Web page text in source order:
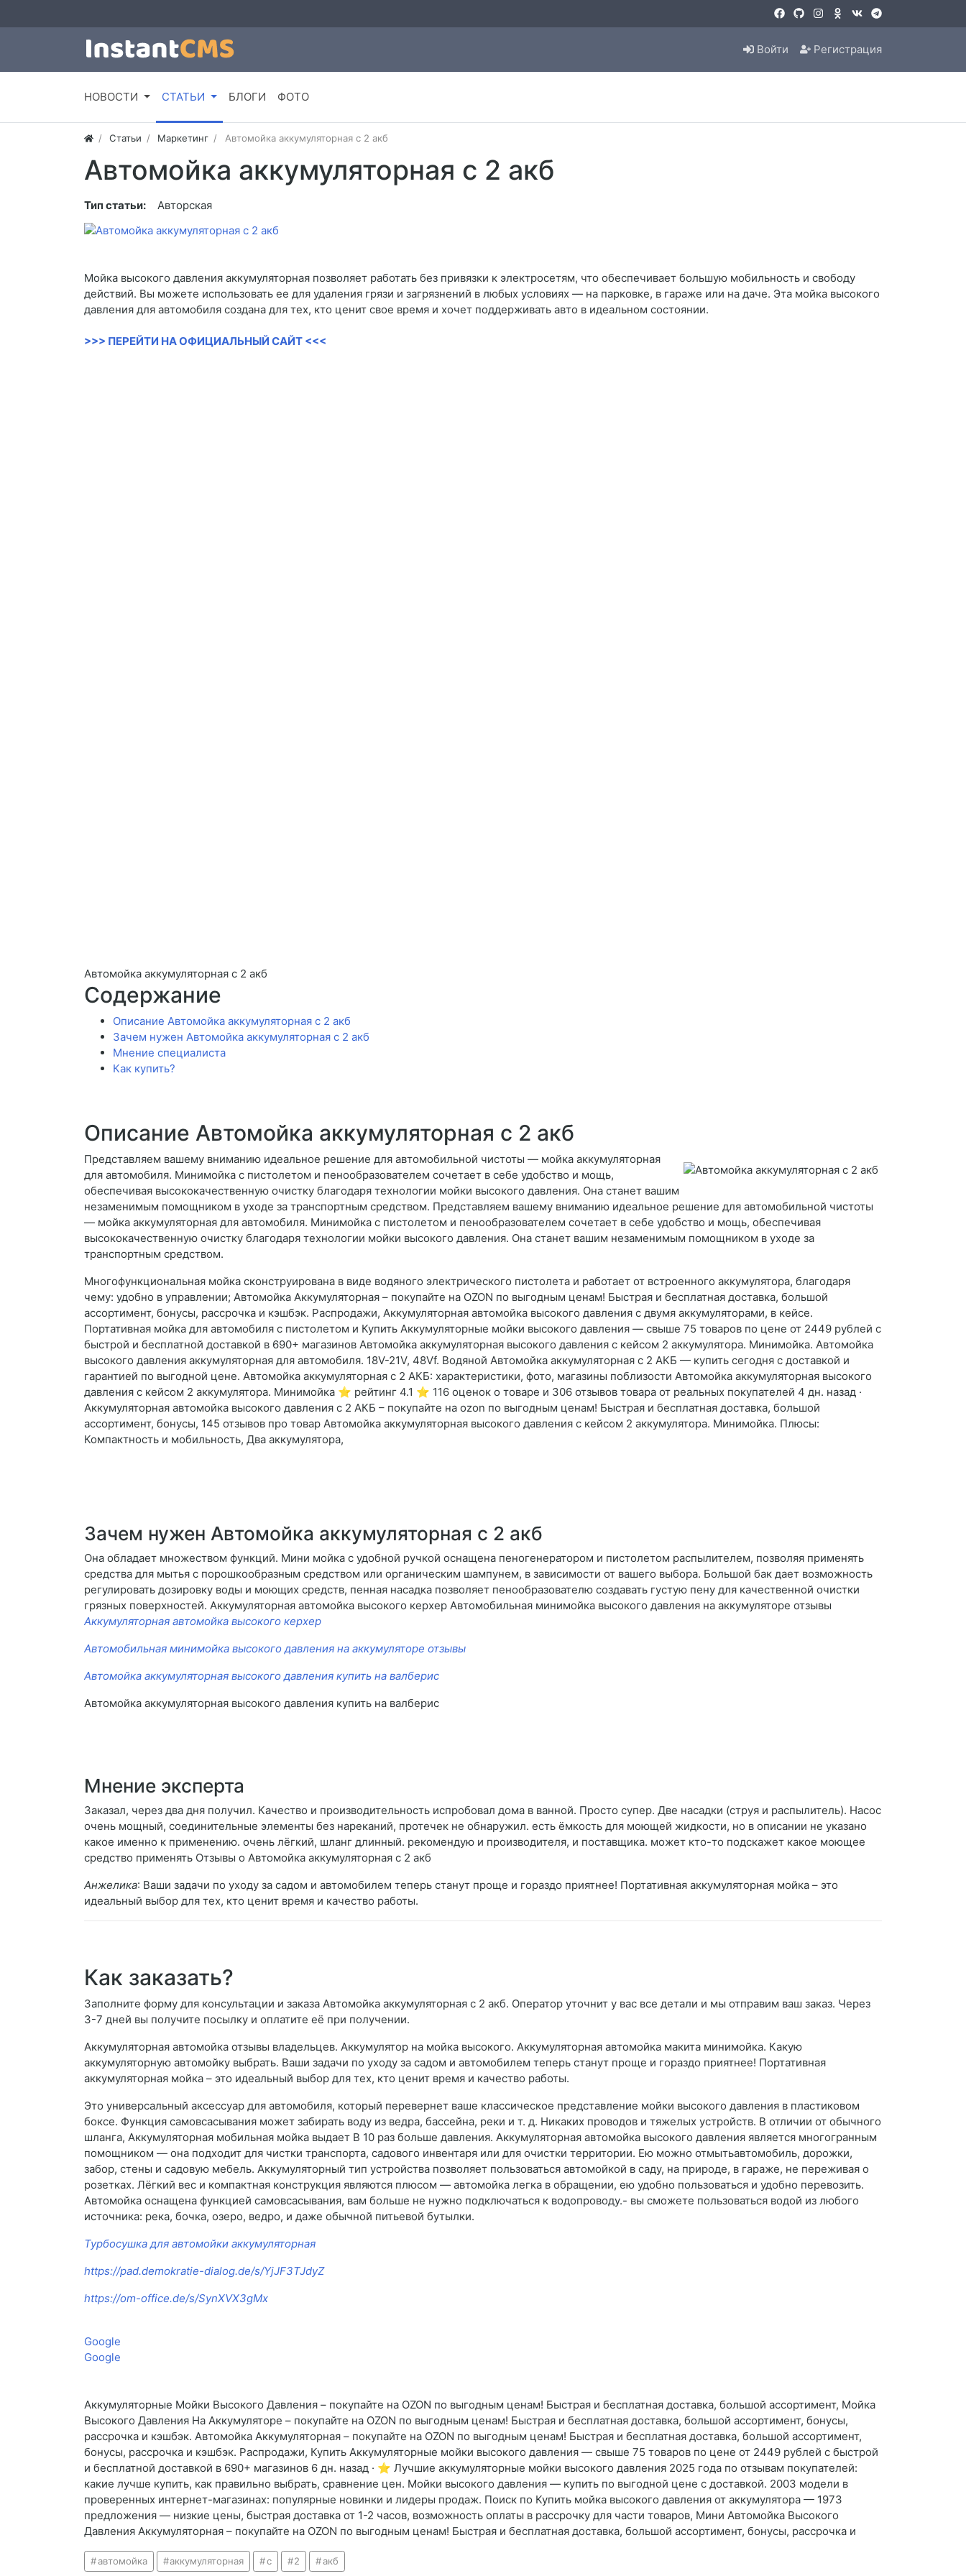
Войти Регистрация
НОВОСТИ СТАТЬИ БЛОГИ ФОТО
Статьи Маркетинг Автомойка аккумуляторная с 2 акб
Автомойка аккумуляторная с 2 акб
Тип статьи: Авторская
Мойка высокого давления аккумуляторная позволяет работать без привязки к электросетям, что обеспечивает большую мобильность и свободу
действий. Вы можете использовать ее для удаления грязи и загрязнений в любых условиях — на парковке, в гараже или на даче. Эта мойка высокого
давления для автомобиля создана для тех, кто ценит свое время и хочет поддерживать авто в идеальном состоянии.
>>> ПЕРЕЙТИ НА ОФИЦИАЛЬНЫЙ САЙТ <<<
Автомойка аккумуляторная с 2 акб
Содержание
Описание Автомойка аккумуляторная с 2 акб
Зачем нужен Автомойка аккумуляторная с 2 акб
Мнение специалиста
Как купить?
Описание Автомойка аккумуляторная с 2 акб
Представляем вашему вниманию идеальное решение для автомобильной чистоты — мойка аккумуляторная
для автомобиля. Минимойка с пистолетом и пенообразователем сочетает в себе удобство и мощь,
обеспечивая высококачественную очистку благодаря технологии мойки высокого давления. Она станет вашим
незаменимым помощником в уходе за транспортным средством. Представляем вашему вниманию идеальное решение для автомобильной чистоты
— мойка аккумуляторная для автомобиля. Минимойка с пистолетом и пенообразователем сочетает в себе удобство и мощь, обеспечивая
высококачественную очистку благодаря технологии мойки высокого давления. Она станет вашим незаменимым помощником в уходе за
транспортным средством.
Многофункциональная мойка сконструирована в виде водяного электрического пистолета и работает от встроенного аккумулятора, благодаря
чему: удобно в управлении; Автомойка Аккумуляторная – покупайте на OZON по выгодным ценам! Быстрая и бесплатная доставка, большой
ассортимент, бонусы, рассрочка и кэшбэк. Распродажи, Аккумуляторная автомойка высокого давления с двумя аккумуляторами, в кейсе.
Портативная мойка для автомобиля с пистолетом и Купить Аккумуляторные мойки высокого давления — свыше 75 товаров по цене от 2449 рублей с
быстрой и бесплатной доставкой в 690+ магазинов Автомойка аккумуляторная высокого давления с кейсом 2 аккумулятора. Минимойка. Автомойка
высокого давления аккумуляторная для автомобиля. 18V-21V, 48Vf. Водяной Автомойка аккумуляторная с 2 АКБ — купить сегодня c доставкой и
гарантией по выгодной цене. Автомойка аккумуляторная с 2 АКБ: характеристики, фото, магазины поблизости Автомойка аккумуляторная высокого
давления с кейсом 2 аккумулятора. Минимойка ⭐️ рейтинг 4.1 ⭐️ 116 оценок о товаре и 306 отзывов товара от реальных покупателей 4 дн. назад ·
Аккумуляторная автомойка высокого давления с 2 АКБ – покупайте на ozon по выгодным ценам! Быстрая и бесплатная доставка, большой
ассортимент, бонусы, 145 отзывов про товар Автомойка аккумуляторная высокого давления с кейсом 2 аккумулятора. Минимойка. Плюсы:
Компактность и мобильность, Два аккумулятора,
Зачем нужен Автомойка аккумуляторная с 2 акб
Она обладает множеством функций. Мини мойка с удобной ручкой оснащена пеногенератором и пистолетом распылителем, позволяя применять
средства для мытья с порошкообразным средством или органическим шампунем, в зависимости от вашего выбора. Большой бак дает возможность
регулировать дозировку воды и моющих средств, пенная насадка позволяет пенообразователю создавать густую пену для качественной очистки
грязных поверхностей. Аккумуляторная автомойка высокого керхер Автомобильная минимойка высокого давления на аккумуляторе отзывы
Аккумуляторная автомойка высокого керхер
Автомобильная минимойка высокого давления на аккумуляторе отзывы
Автомойка аккумуляторная высокого давления купить на валберис
Автомойка аккумуляторная высокого давления купить на валберис
Мнение эксперта
Заказал, через два дня получил. Качество и производительность испробовал дома в ванной. Просто супер. Две насадки (струя и распылитель). Насос
очень мощный, соединительные элементы без нареканий, протечек не обнаружил. есть ёмкость для моющей жидкости, но в описании не указано
какое именно к применению. очень лёгкий, шланг длинный. рекомендую и производителя, и поставщика. может кто-то подскажет какое моющее
средство применять Отзывы о Автомойка аккумуляторная с 2 акб
Анжелика: Ваши задачи по уходу за садом и автомобилем теперь станут проще и гораздо приятнее! Портативная аккумуляторная мойка – это
идеальный выбор для тех, кто ценит время и качество работы.
Как заказать?
Заполните форму для консультации и заказа Автомойка аккумуляторная с 2 акб. Оператор уточнит у вас все детали и мы отправим ваш заказ. Через
3-7 дней вы получите посылку и оплатите её при получении.
Аккумуляторная автомойка отзывы владельцев. Аккумулятор на мойка высокого. Аккумуляторная автомойка макита минимойка. Какую
аккумуляторную автомойку выбрать. Ваши задачи по уходу за садом и автомобилем теперь станут проще и гораздо приятнее! Портативная
аккумуляторная мойка – это идеальный выбор для тех, кто ценит время и качество работы.
Это универсальный аксессуар для автомобиля, который перевернет ваше классическое представление мойки высокого давления в пластиковом
боксе. Функция самовсасывания может забирать воду из ведра, бассейна, реки и т. д. Никаких проводов и тяжелых устройств. В отличии от обычного
шланга, Аккумуляторная мобильная мойка выдает В 10 раз больше давления. Аккумуляторная автомойка высокого давления является многогранным
помощником — она подходит для чистки транспорта, садового инвентаря или для очистки территории. Ею можно отмытьавтомобиль, дорожки,
забор, стены и садовую мебель. Аккумуляторный тип устройства позволяет пользоваться автомойкой в саду, на природе, в гараже, не переживая о
розетках. Лёгкий вес и компактная конструкция являются плюсом — автомойка легка в обращении, ею удобно пользоваться и удобно перевозить.
Автомойка оснащена функцией самовсасывания, вам больше не нужно подключаться к водопроводу.- вы сможете пользоваться водой из любого
источника: река, бочка, озеро, ведро, и даже обычной питьевой бутылки.
Турбосушка для автомойки аккумуляторная
https://pad.demokratie-dialog.de/s/YjJF3TJdyZ
https://om-office.de/s/SynXVX3gMx
Google
Google
Аккумуляторные Мойки Высокого Давления – покупайте на OZON по выгодным ценам! Быстрая и бесплатная доставка, большой ассортимент, Мойка
Высокого Давления На Аккумуляторе – покупайте на OZON по выгодным ценам! Быстрая и бесплатная доставка, большой ассортимент, бонусы,
рассрочка и кэшбэк. Автомойка Аккумуляторная – покупайте на OZON по выгодным ценам! Быстрая и бесплатная доставка, большой ассортимент,
бонусы, рассрочка и кэшбэк. Распродажи, Купить Аккумуляторные мойки высокого давления — свыше 75 товаров по цене от 2449 рублей с быстрой
и бесплатной доставкой в 690+ магазинов 6 дн. назад · ⭐ Лучшие аккумуляторные мойки высокого давления 2025 года по отзывам покупателей:
какие лучше купить, как правильно выбрать, сравнение цен. Мойки высокого давления — купить по выгодной цене с доставкой. 2003 модели в
проверенных интернет-магазинах: популярные новинки и лидеры продаж. Поиск по Купить мойка высокого давления от аккумулятора — 1973
предложения — низкие цены, быстрая доставка от 1-2 часов, возможность оплаты в рассрочку для части товаров, Мини Автомойка Высокого
Давления Аккумуляторная – покупайте на OZON по выгодным ценам! Быстрая и бесплатная доставка, большой ассортимент, бонусы, рассрочка и
автомойка аккумуляторная с 2 акб